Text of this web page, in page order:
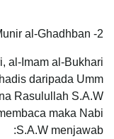
2- Pendapat Syeikh Munir al-Ghadhban:
al-Imam al-Bukhari
daripada Umm
Rasulullah S.A.W
maka Nabi
S.A.W menjawab: